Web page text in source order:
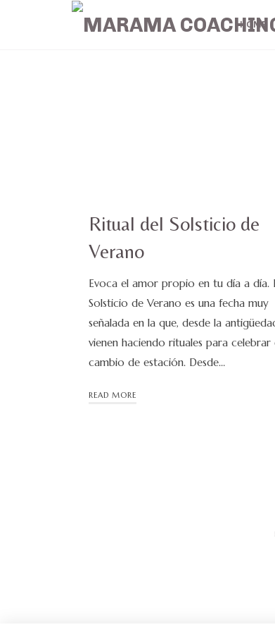
MARAMA COACHING
HOME
Ritual del Solsticio de
Verano
Evoca el amor propio en tu día a día.
Solsticio de Verano es una fecha muy
señalada en la que, desde la
vienen haciendo rituales para celebrar
cambio de estación. Desde…
READ MORE